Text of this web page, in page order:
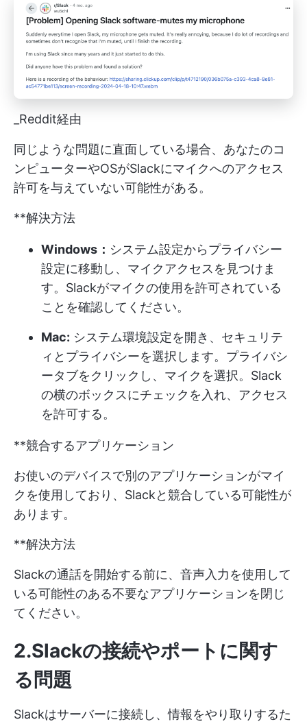
_Reddit経由
同じような問題に直面している場合、あなたのコ
ンピューターやOSがSlackにマイクへのアクセス
許可を与えていない可能性がある。
**解決方法
Windows： システム設定からプライバシー
設定に移動し、マイクアクセスを見つけま
す。Slackがマイクの使用を許可されている
ことを確認してください。
Mac: システム環境設定を開き、セキュリテ
ィとプライバシーを選択します。プライバシ
ータブをクリックし、マイクを選択。Slack
の横のボックスにチェックを入れ、アクセス
を許可する。
**競合するアプリケーション
お使いのデバイスで別のアプリケーションがマイ
クを使用しており、Slackと競合している可能性が
あります。
**解決方法
Slackの通話を開始する前に、音声入力を使用して
いる可能性のある不要なアプリケーションを閉じ
てください。
2.Slackの接続やポートに関す
る問題
Slackはサーバーに接続し、情報をやり取りするた